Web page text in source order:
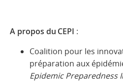
A propos du CEPI :
Coalition pour les
préparation aux
Epidemic Preparedness